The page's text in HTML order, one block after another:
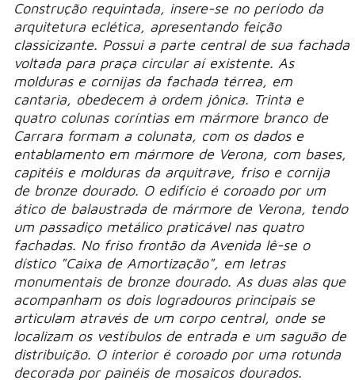
Construção requintada, insere-se no período da
arquitetura eclética, apresentando feição
classicizante. Possui a parte central de sua fachada
voltada para praça circular aí existente. As
molduras e cornijas da fachada térrea, em
cantaria, obedecem à ordem jônica. Trinta e
quatro colunas coríntias em mármore branco de
Carrara formam a colunata, com os dados e
entablamento em mármore de Verona, com bases,
capitéis e molduras da arquitrave, friso e cornija
de bronze dourado. O edifício é coroado por um
ático de balaustrada de mármore de Verona, tendo
um passadiço metálico praticável nas quatro
fachadas. No friso frontão da Avenida lê-se o
dístico "Caixa de Amortização", em letras
monumentais de bronze dourado. As duas alas que
acompanham os dois logradouros principais se
articulam através de um corpo central, onde se
localizam os vestíbulos de entrada e um saguão de
distribuição. O interior é coroado por uma rotunda
decorada por painéis de mosaicos dourados.